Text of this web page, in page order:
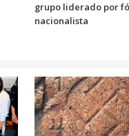
grupo liderado por
nacionalista